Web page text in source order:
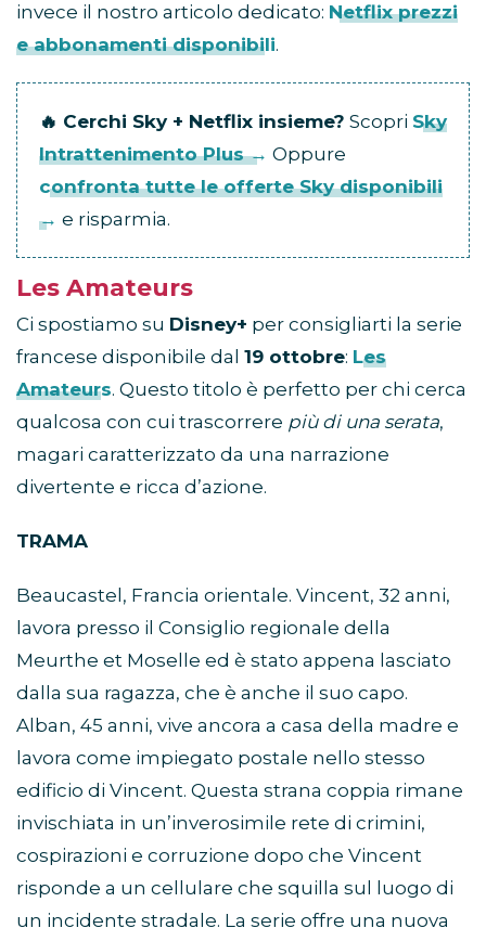
invece il nostro articolo dedicato: Netflix prezzi
e abbonamenti disponibili.
🔥 Cerchi Sky + Netflix insieme? Scopri Sky
Intrattenimento Plus → Oppure
confronta tutte le offerte Sky disponibili
→ e risparmia.
Les Amateurs
Ci spostiamo su Disney+ per consigliarti la serie
francese disponibile dal 19 ottobre: Les
Amateurs. Questo titolo è perfetto per chi cerca
qualcosa con cui trascorrere più di una serata,
magari caratterizzato da una narrazione
divertente e ricca d’azione.
TRAMA
Beaucastel, Francia orientale. Vincent, 32 anni,
lavora presso il Consiglio regionale della
Meurthe et Moselle ed è stato appena lasciato
dalla sua ragazza, che è anche il suo capo.
Alban, 45 anni, vive ancora a casa della madre e
lavora come impiegato postale nello stesso
edificio di Vincent. Questa strana coppia rimane
invischiata in un’inverosimile rete di crimini,
cospirazioni e corruzione dopo che Vincent
risponde a un cellulare che squilla sul luogo di
un incidente stradale. La serie offre una nuova